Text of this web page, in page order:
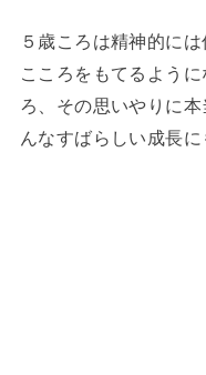
５歳ころは精神的に
こころをもてるよう
ろ、その思いやりに
んなすばらしい成長